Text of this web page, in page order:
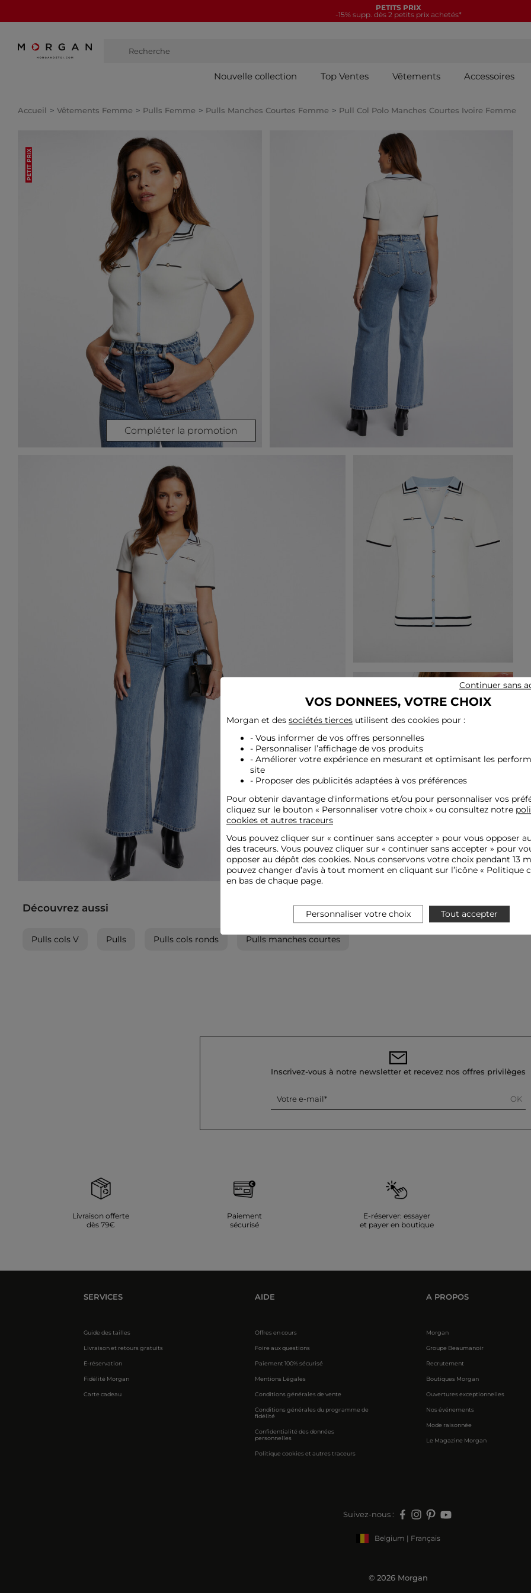
PETITS PRIX
-15% supp. dès 2 petits prix achetés*
Recherche
Nouvelle collection Top Ventes Vêtements Accessoires
Accueil Vêtements Femme Pulls Femme Pulls Manches Courtes Femme Pull Col Polo Manches Courtes Ivoire Femme
Compléter la promotion
PETIT PRIX
Découvrez aussi
Pulls cols V Pulls Pulls cols ronds Pulls manches courtes
Inscrivez-vous à notre newsletter et recevez nos offres privilèges
Votre e-mail OK
Livraison offerte
dès 79€
Paiement
sécurisé
E-réserver: essayer
et payer en boutique
SERVICES
Guide des tailles
Livraison et retours gratuits
E-réservation
Fidélité Morgan
Carte cadeau
AIDE
Offres en cours
Foire aux questions
Paiement 100% sécurisé
Mentions Légales
Conditions générales de vente
Conditions générales du programme de
fidélité
Confidentialité des données
personnelles
Politique cookies et autres traceurs
A PROPOS
Morgan
Groupe Beaumanoir
Recrutement
Boutiques Morgan
Ouvertures exceptionnelles
Nos événements
Mode raisonnée
Le Magazine Morgan
Suivez-nous :
Belgium | Français
© 2026 Morgan
VOS DONNEES, VOTRE CHOIX
Morgan et des sociétés tierces utilisent des cookies pour :
- Vous informer de vos offres personnelles
- Personnaliser l’affichage de vos produits
- Améliorer votre expérience en mesurant et optimisant les
site
- Proposer des publicités adaptées à vos préférences
Pour obtenir davantage d'informations et/ou pour personnaliser vos
cliquez sur le bouton « Personnaliser votre choix » ou consultez notre
cookies et autres traceurs
Vous pouvez cliquer sur « continuer sans accepter » pour vous opposer
des traceurs. Vous pouvez cliquer sur « continuer sans accepter » pour
opposer au dépôt des cookies. Nous conservons votre choix pendant 13
pouvez changer d’avis à tout moment en cliquant sur l’icône « Politique
en bas de chaque page.
Personnaliser votre choix
Continuer sans
Tout accepter